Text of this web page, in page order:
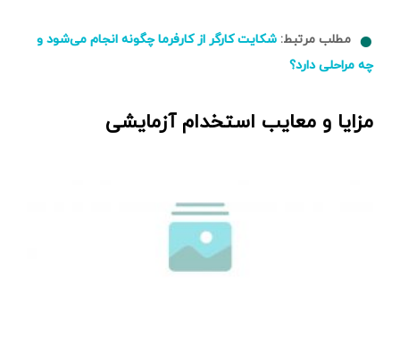
مطلب مرتبط: شکایت کارگر از کارفرما چگونه انجام می‌شود و
چه مراحلی دارد؟
مزایا و معایب استخدام آزمایشی